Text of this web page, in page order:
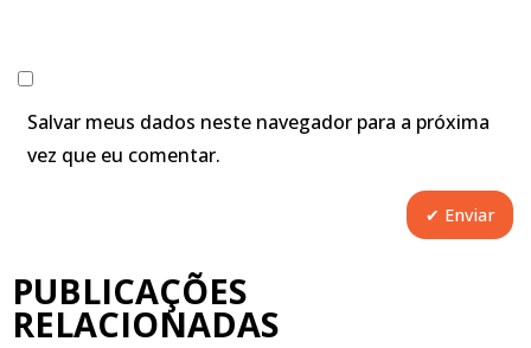
Salvar meus dados neste navegador para a próxima
vez que eu comentar.
PUBLICAÇÕES
RELACIONADAS